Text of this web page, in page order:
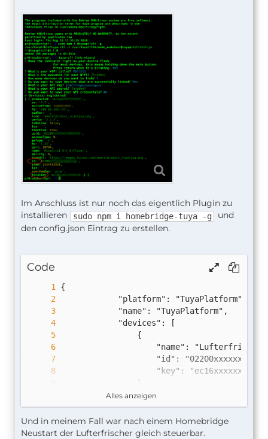
Im Anschluss ist nur noch das eigentlich Plugin zu
installieren
sudo npm i homebridge-tuya -g
und
den config.json Eintrag zu erstellen.
Code
        },
Alles anzeigen
Und in meinem Fall war nach einem Homebridge
Neustart der Lufterfrischer gleich steuerbar.